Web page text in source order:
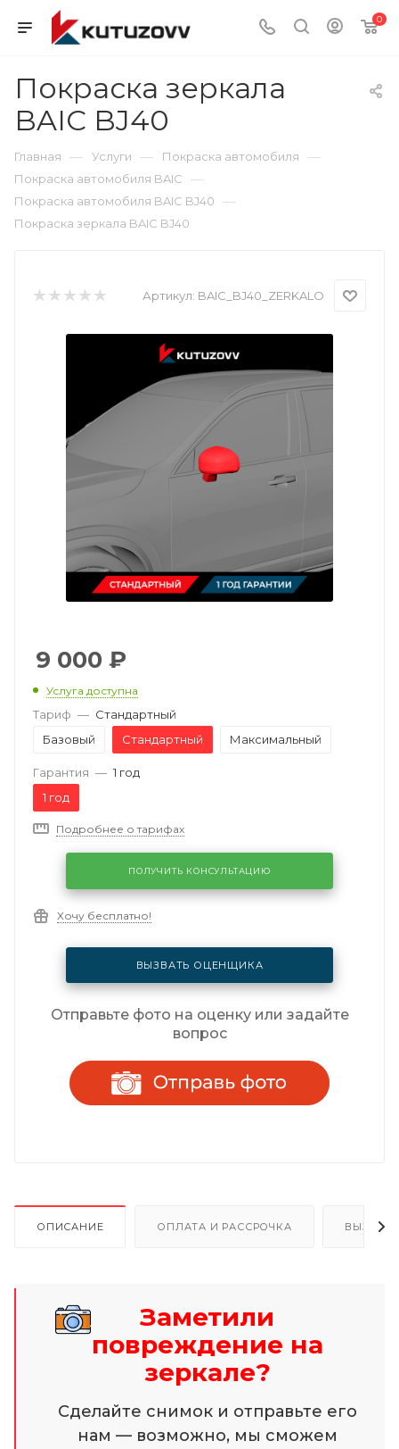
0
Покраска зеркала
BAIC BJ40
Главная — Услуги — Покраска автомобиля —
Покраска автомобиля BAIC —
Покраска автомобиля BAIC BJ40 —
Покраска зеркала BAIC BJ40
Артикул: BAIC_BJ40_ZERKALO
9 000 ₽
Услуга доступна
Тариф — Стандартный
Базовый
Стандартный Максимальный
Гарантия — 1 год
1 год
Подробнее о тарифах
ПОЛУЧИТЬ КОНСУЛЬТАЦИЮ
Хочу бесплатно!
ВЫЗВАТЬ ОЦЕНЩИКА
Отправьте фото на оценку или задайте
вопрос
ОПИСАНИЕ ОПЛАТА И РАССРОЧКА ВЫЗОВ
Заметили
повреждение на
зеркале?
Сделайте снимок и отправьте его
нам — возможно, мы сможем